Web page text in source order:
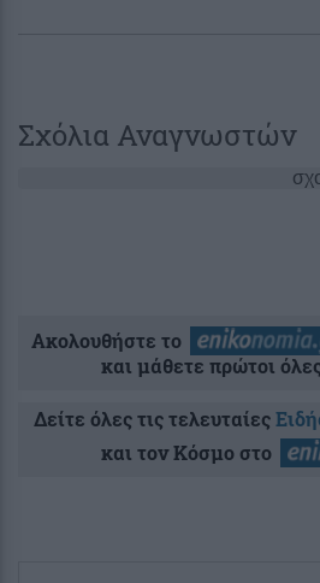
Σχόλια Αναγνωστών
Ακολουθήστε το
και μάθετε πρώτοι
Δείτε όλες τις τελευταίες
και τον Κόσμο στο